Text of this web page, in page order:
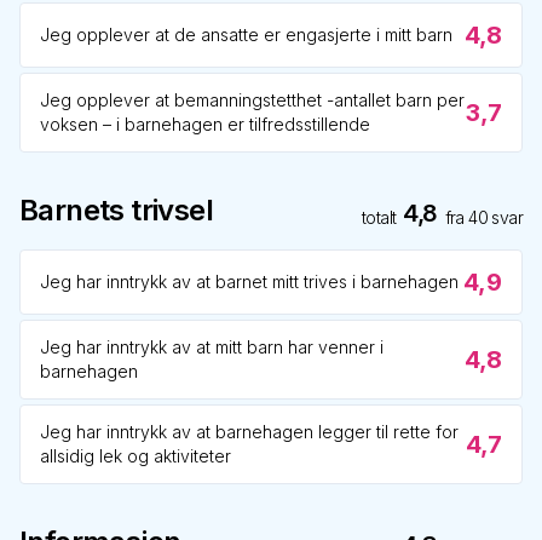
Jeg opplever at de ansatte er engasjerte i mitt barn 4,8
Jeg opplever at bemanningstetthet -antallet barn per
voksen – i barnehagen er tilfredsstillende
3,7
Barnets trivsel totalt 4,8 fra40 svar
Jeg har inntrykk av at barnet mitt trives i barnehagen 4,9
Jeg har inntrykk av at mitt barn har venner i
barnehagen
4,8
Jeg har inntrykk av at barnehagen legger til rette for
allsidig lek og aktiviteter
4,7